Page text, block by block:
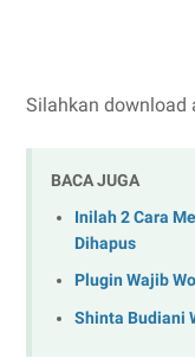
Silahkan download
BACA JUGA
Inilah 2 Cara
Dihapus
Plugin Wajib
Shinta Budiani